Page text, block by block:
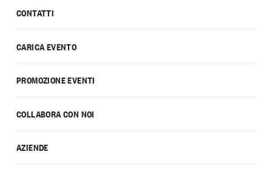
CONTATTI
CARICA EVENTO
PROMOZIONE EVENTI
COLLABORA CON NOI
AZIENDE